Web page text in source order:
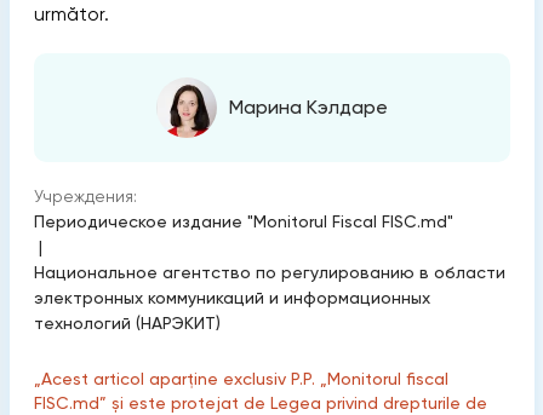
următor.
Марина Кэлдаре
Учреждения:
Периодическое издание "Monitorul Fiscal FISC.md"
|
Национальное агентство по регулированию в области
электронных коммуникаций и информационных
технологий (НАРЭКИТ)
„Acest articol aparține exclusiv P.P. „Monitorul fiscal
FISC.md” și este protejat de Legea privind drepturile de